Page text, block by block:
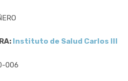
Instituto de Salud Carlos III
006